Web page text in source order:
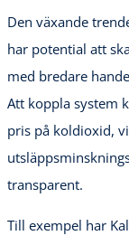
Den växande
har potential att
med bredare
Att koppla system
pris på koldioxid,
transparent.
Till exempel har